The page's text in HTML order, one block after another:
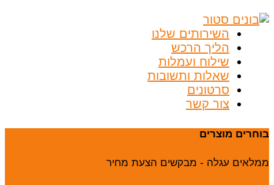
השירותים שלנו
הליך הרכש
שילוח ועמלות
שאלות ותשובות
סרטונים
צור קשר
בוחרים מוצרים
ממלאים עגלה - מבקשים הצעת מחיר